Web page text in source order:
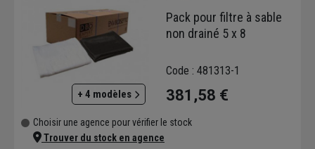
+ 4 modèles
Pack pour filtre à sable
non drainé 5 x 8
Code : 481313-1
381,58 €
Choisir une agence pour vérifier le stock
Trouver du stock en agence